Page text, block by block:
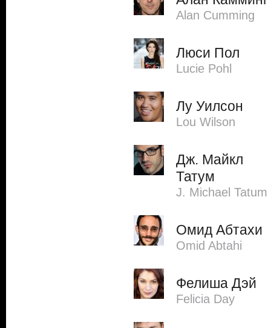
Alan Cumming
Люси Пол
Lucie Pohl
Лу Уилсон
Lou Wilson
Дж. Майкл
Татум
J. Michael Tatum
Омид Абтахи
Omid Abtahi
Фелиша Дэй
Felicia Day